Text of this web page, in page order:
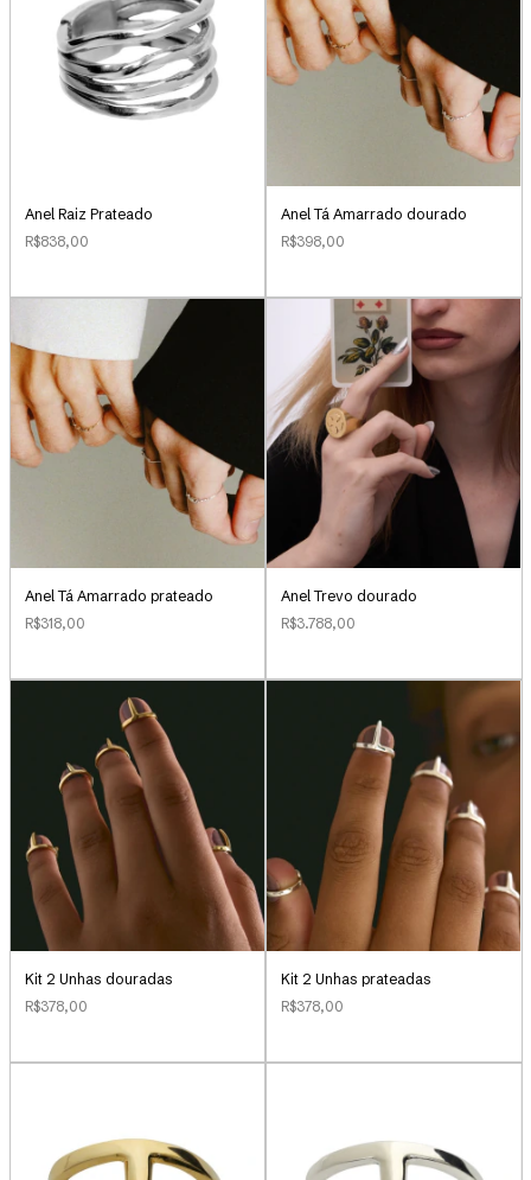
Anel Raiz Prateado
R$838,00
Anel Tá Amarrado dourado
R$398,00
Anel Tá Amarrado prateado
R$318,00
Anel Trevo dourado
R$3.788,00
Kit 2 Unhas douradas
R$378,00
Kit 2 Unhas prateadas
R$378,00